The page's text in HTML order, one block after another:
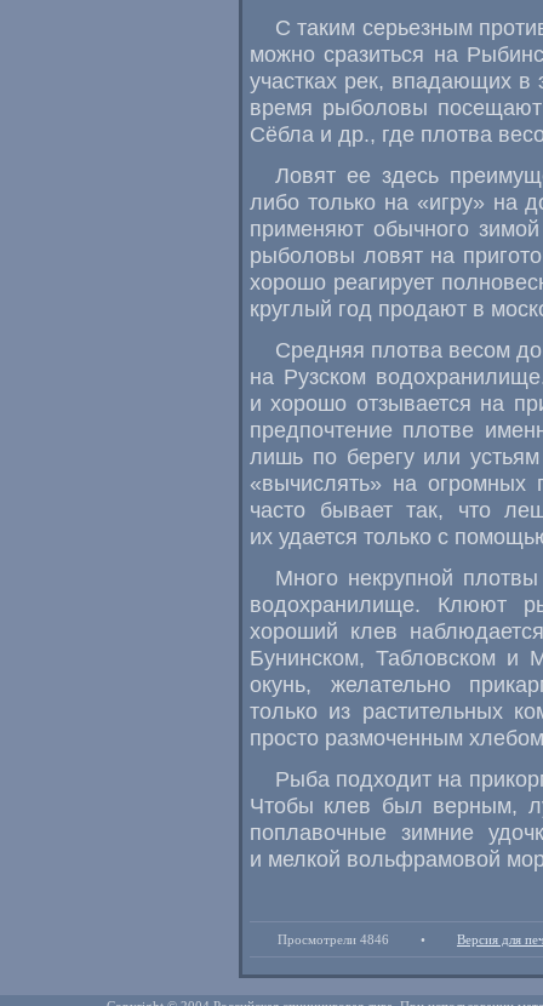
С таким серьезным
можно сразиться на
участках рек, впадающих
время рыболовы
Сёбла и др., где плотва
Ловят ее здесь
либо только на «игру» на
применяют обычного
рыболовы ловят на
хорошо реагирует
круглый год продают в
Средняя плотва весом
на Рузском
и хорошо отзывается на
предпочтение плотве
лишь по берегу или
«вычислять» на огромных
часто бывает так, что
их удается только с
Много некрупной
водохранилище. Клюют
хороший клев
Бунинском, Табловском и
окунь, желательно
только из растительных
просто размоченным
Рыба подходит на
Чтобы клев был верным,
поплавочные зимние
и мелкой вольфрамовой
Просмотрели 4846 • Версия для